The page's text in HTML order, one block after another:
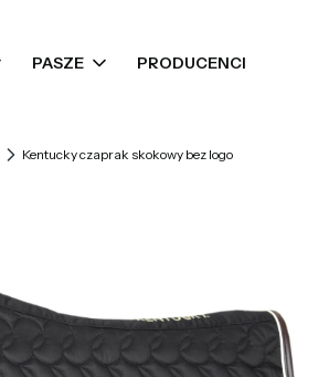
PASZE PRODUCENCI
Kentucky czaprak skokowy bez logo